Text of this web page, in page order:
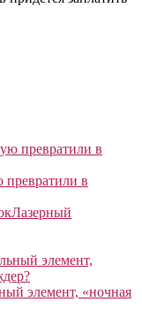
превратили в
Лазерный
элемент, «ночная